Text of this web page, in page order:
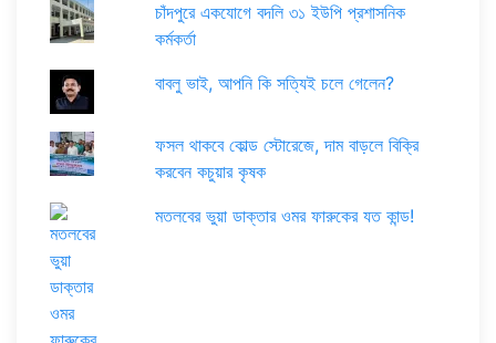
চাঁদপুরে একযোগে বদলি ৩১ ইউপি প্রশাসনিক
কর্মকর্তা
বাবলু ভাই, আপনি কি সত্যিই চলে গেলেন?
ফসল থাকবে কোল্ড স্টোরেজে, দাম বাড়লে বিক্রি
করবেন কচুয়ার কৃষক
মতলবের ভুয়া ডাক্তার ওমর ফারুকের যত কান্ড!